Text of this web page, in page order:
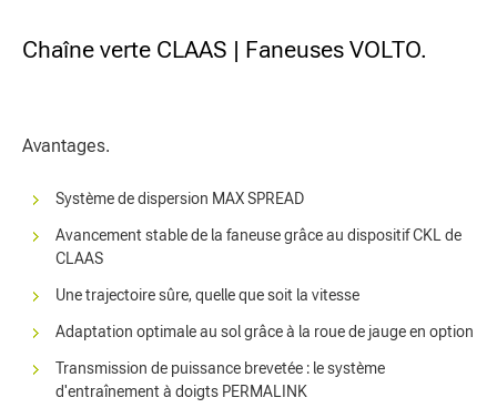
Chaîne verte CLAAS | Faneuses VOLTO.
Avantages.
Système de dispersion MAX SPREAD
Avancement stable de la faneuse grâce au dispositif CKL de
CLAAS
Une trajectoire sûre, quelle que soit la vitesse
Adaptation optimale au sol grâce à la roue de jauge en option
Transmission de puissance brevetée : le système
d'entraînement à doigts PERMALINK